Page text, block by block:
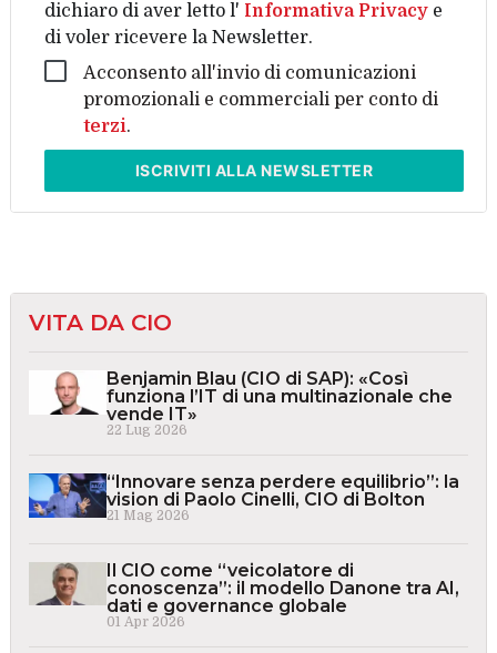
dichiaro di aver letto l' Informativa Privacy e
di voler ricevere la Newsletter.
Acconsento all'invio di comunicazioni
promozionali e commerciali per conto di
terzi.
ISCRIVITI ALLA NEWSLETTER
VITA DA CIO
Benjamin Blau (CIO di SAP): «Così
funziona l’IT di una multinazionale che
vende IT»
22 Lug 2026
“Innovare senza perdere equilibrio”: la
vision di Paolo Cinelli, CIO di Bolton
21 Mag 2026
Il CIO come “veicolatore di
conoscenza”: il modello Danone tra AI,
dati e governance globale
01 Apr 2026